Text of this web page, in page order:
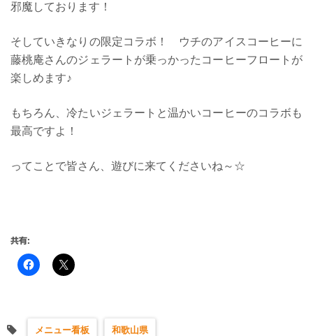
邪魔しております！
そしていきなりの限定コラボ！ ウチのアイスコーヒーに
藤桃庵さんのジェラートが乗っかったコーヒーフロートが
楽しめます♪
もちろん、冷たいジェラートと温かいコーヒーのコラボも
最高ですよ！
ってことで皆さん、遊びに来てくださいね～☆
共有:
メニュー看板 和歌山県